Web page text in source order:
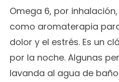
Omega 6, por
como aromaterapia
dolor y el estrés. Es un
por la noche. Algunas
lavanda al agua de